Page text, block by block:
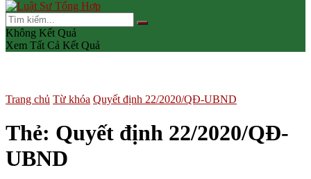
Không Kết Quả
Xem Tất Cả Kết Quả
Trang chủ Từ khóa Quyết định 22/2020/QĐ-UBND
Thẻ: Quyết định 22/2020/QĐ-
UBND